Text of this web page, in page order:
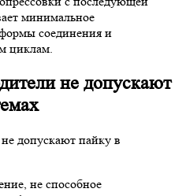
минимальное
соединения и
циклам.
не допускают
не способное